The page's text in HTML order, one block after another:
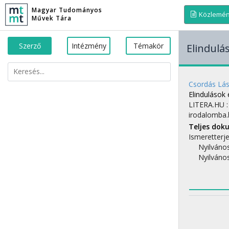
Magyar Tudományos
Művek Tára
Szerző Intézmény Témakör
Csordás
LITERA.HU :
Teljes